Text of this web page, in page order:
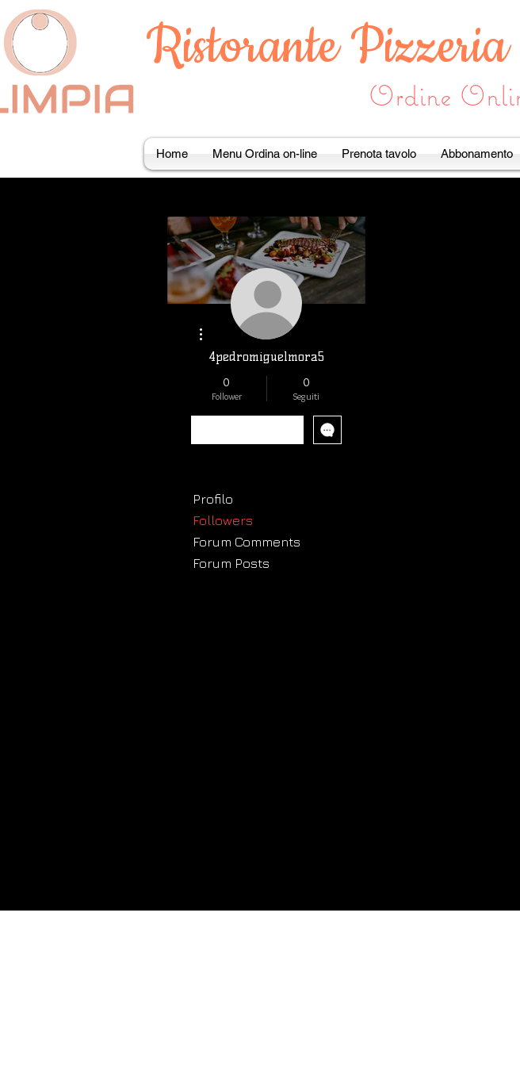
Ordine
Ristorante Pizzeria
Home Menu Ordina on-line Prenota tavolo Abbonamento
4pedromiguelmora5
0
Follower
0
Seguiti
Altre azioni
Profilo
Followers
Forum Comments
Forum Posts